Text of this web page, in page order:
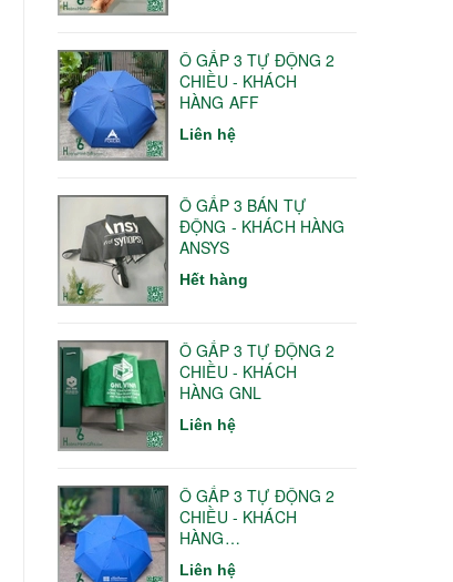
Ô GẤP 3 TỰ ĐỘNG 2
CHIỀU - KHÁCH
HÀNG AFF
Liên hệ
Ô GẤP 3 BÁN TỰ
ĐỘNG - KHÁCH HÀNG
ANSYS
Hết hàng
Ô GẤP 3 TỰ ĐỘNG 2
CHIỀU - KHÁCH
HÀNG GNL
Liên hệ
Ô GẤP 3 TỰ ĐỘNG 2
CHIỀU - KHÁCH
HÀNG
HANOITELECOM
Liên hệ